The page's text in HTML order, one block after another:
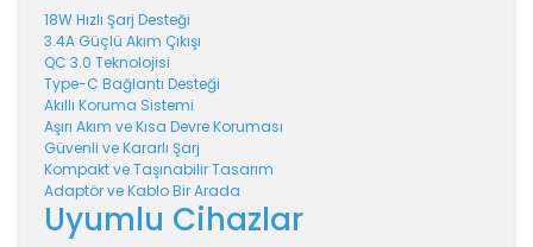
18W Hızlı Şarj Desteği
3.4A Güçlü Akım Çıkışı
QC 3.0 Teknolojisi
Type-C Bağlantı Desteği
Akıllı Koruma Sistemi
Aşırı Akım ve Kısa Devre Koruması
Güvenli ve Kararlı Şarj
Kompakt ve Taşınabilir Tasarım
Adaptör ve Kablo Bir Arada
Uyumlu Cihazlar